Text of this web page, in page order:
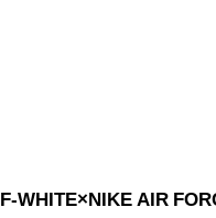
WHITE×NIKE AIR